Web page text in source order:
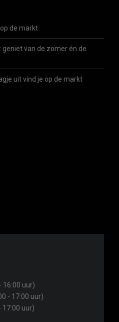
de markt
geniet van de zomer én de
uit vind je op de markt
16:00 uur)
- 17:00 uur)
17:00 uur)